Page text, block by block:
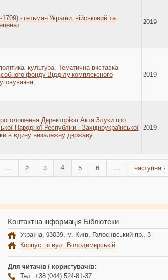
- гетьман України, військовий та
2019
культура. Тематична виставка
фонду Відділу комплексного
2019
Директорією Акта Злуки про
Народної Республіки і Західноукраїнської
в єдину незалежну державу
2019
2 3 4 5 6
наступна ›
Контактна інформація Бібліотеки
Україна, 03039, м. Київ, Голосіївський пр., 3
Корпус по вул. Володимирській
Для читачів / користувачів:
Тел: +38 (044) 524-81-37